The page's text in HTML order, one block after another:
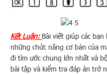
Kết Luận: Bài viết giúp các
những chức năng cơ bản của
đi tìm ước chung lớn nhất và
bài tập và kiểm tra đáp án trở